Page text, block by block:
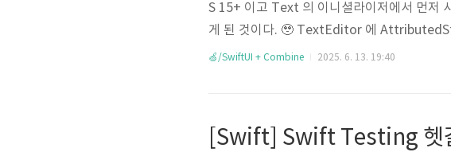
S 15+ 이고 Text 의 이니셜라이저에서 먼저
게 된 것이다. 🥹 TextEditor 에
Format 이라는 메뉴가 뜨고 기본으로 제공
🍏/SwiftUI + Combine 2025. 6. 13. 19:40
[Swift] Swift Testing 헷